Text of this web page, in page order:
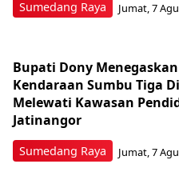
Sumedang Raya Jumat, 7
Sumedang Raya
Bupati Dony Menegaskan
Kendaraan Sumbu Tiga
Melewati Kawasan
Jatinangor
Jumat, 7